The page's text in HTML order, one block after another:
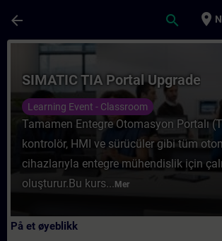
arrow_back search place
Kurs - SIMATIC TIA Portal
SIMATIC TIA Portal Upgrade
Learning Event - Classroom
Tamamen Entegre Otomasyon Portalı
kontrolör, HMI ve sürücüler gibi tüm
cihazlarıyla entegre mühendislik için
oluşturur.Bu kurs... Mer
På et øyeblikk